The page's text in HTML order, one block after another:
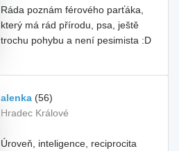
Ráda poznám férového parťáka,
který má rád přírodu, psa, ještě
trochu pohybu a není pesimista :D
alenka (56)
Hradec Králové
Úroveň, inteligence, reciprocita